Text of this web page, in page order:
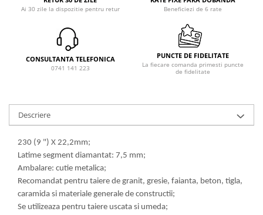
Ai 30 zile la dispozitie pentru retur Beneficiezi de 6 rate
CONSULTANTA TELEFONICA
0741 141 223
PUNCTE DE FIDELITATE
La fiecare comanda primesti puncte
de fidelitate
Descriere
230 (9 ") X 22,2mm;
Latime segment diamantat: 7,5 mm;
Ambalare: cutie metalica;
Recomandat pentru taiere de granit, gresie, faianta, beton, tigla,
caramida si materiale generale de constructii;
Se utilizeaza pentru taiere uscata si umeda;